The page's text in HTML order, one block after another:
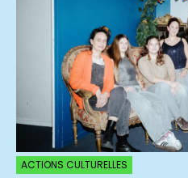
ACTIONS CULTURELLES